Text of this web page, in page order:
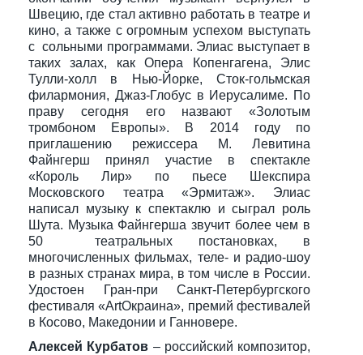
Швецию, где стал активно работать в театре и
кино, а также с огромным успехом выступать
с сольными программами. Элиас выступает в
таких залах, как Опера Копенгагена, Элис
Тулли-холл в Нью-Йорке, Сток-гольмская
филармония, Джаз-Глобус в Иерусалиме. По
праву сегодня его назвают «Золотым
тромбоном Европы». В 2014 году по
приглашению режиссера М. Левитина
Файнгерш принял участие в спектакле
«Король Лир» по пьесе Шекспира
Московского театра «Эрмитаж». Элиас
написал музыку к спектаклю и сыграл роль
Шута. Музыка Файнгерша звучит более чем в
50 театральных постановках, в
многочисленных фильмах, теле- и радио-шоу
в разных странах мира, в том числе в России.
Удостоен Гран-при Санкт-Петербургского
фестиваля «ArtОкраина», премий фестивалей
в Косово, Македонии и Ганновере.
Алексей Курбатов – российский композитор,